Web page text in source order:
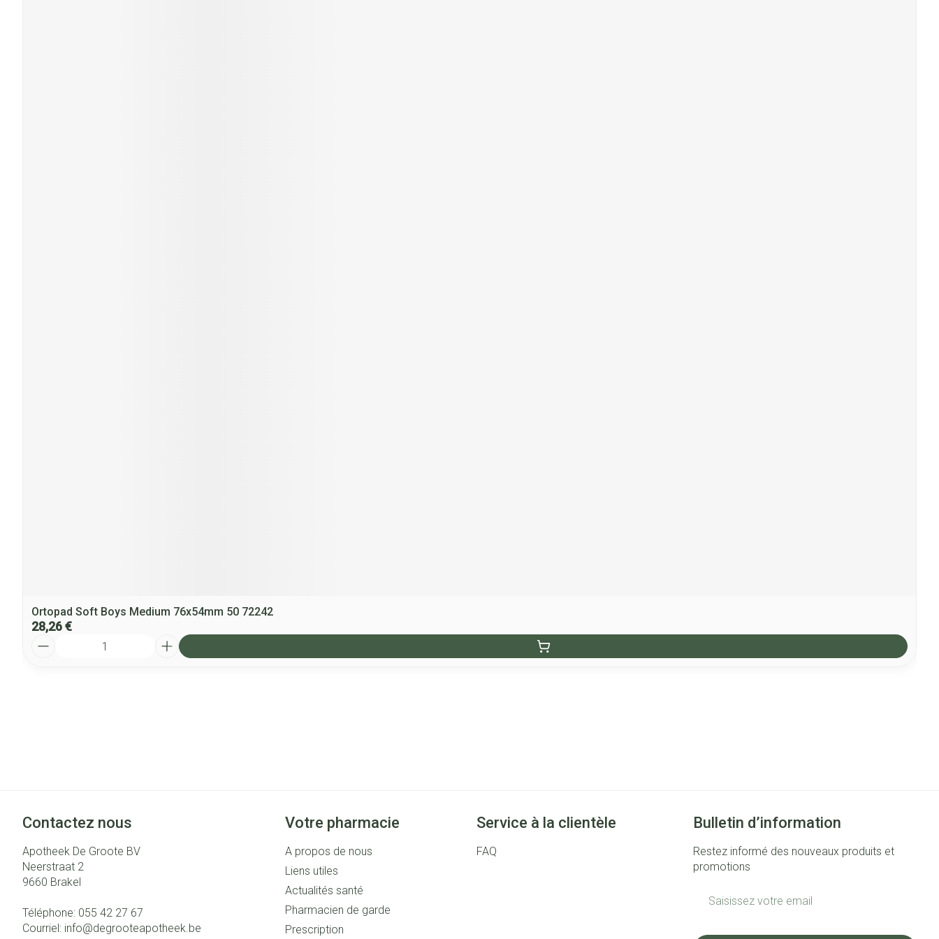
Ortopad Soft Boys Medium 76x54mm 50 72242
28,26 €
Contactez nous
Apotheek De Groote BV
Neerstraat 2
9660 Brakel
Téléphone: 055 42 27 67
Courriel: info@degrooteapotheek.be
Votre pharmacie
A propos de nous
Liens utiles
Actualités santé
Pharmacien de garde
Prescription
Service à la clientèle
FAQ
Bulletin d’information
Restez informé des nouveaux produits et
promotions